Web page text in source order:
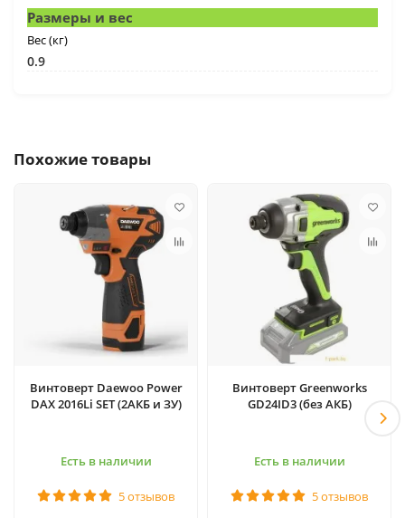
Размеры и вес
Вес (кг)
0.9
Похожие товары
Винтоверт Daewoo Power
DAX 2016Li SET (2АКБ и ЗУ)
Есть в наличии
5 отзывов
Винтоверт Greenworks
GD24ID3 (без АКБ)
Есть в наличии
5 отзывов